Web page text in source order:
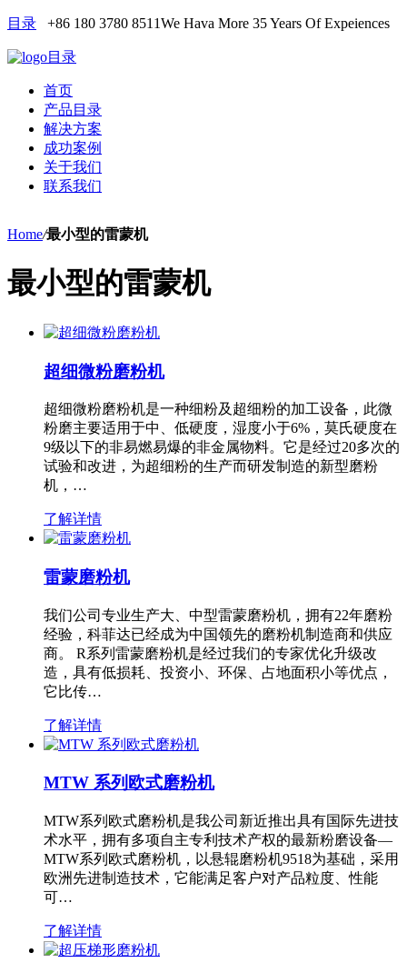
目录 +86 180 3780 8511We Hava More 35 Years Of Expeiences
目录
首页
产品目录
解决方案
成功案例
关于我们
联系我们
Home/最小型的雷蒙机
最小型的雷蒙机
超细微粉磨粉机
超细微粉磨粉机是一种细粉及超细粉的加工设备，此微
粉磨主要适用于中、低硬度，湿度小于6%，莫氏硬度在
9级以下的非易燃易爆的非金属物料。它是经过20多次的
试验和改进，为超细粉的生产而研发制造的新型磨粉
机，…
了解详情
雷蒙磨粉机
我们公司专业生产大、中型雷蒙磨粉机，拥有22年磨粉
经验，科菲达已经成为中国领先的磨粉机制造商和供应
商。 R系列雷蒙磨粉机是经过我们的专家优化升级改
造，具有低损耗、投资小、环保、占地面积小等优点，
它比传…
了解详情
MTW 系列欧式磨粉机
MTW系列欧式磨粉机是我公司新近推出具有国际先进技
术水平，拥有多项自主专利技术产权的最新粉磨设备—
MTW系列欧式磨粉机，以悬辊磨粉机9518为基础，采用
欧洲先进制造技术，它能满足客户对产品粒度、性能
可…
了解详情